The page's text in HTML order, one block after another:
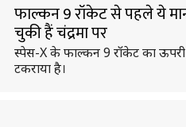
फाल्कन 9 रॉकेट से पहले ये
चुकी हैं चंद्रमा पर
स्पेस-X के फाल्कन 9 रॉकेट का
टकराया है।